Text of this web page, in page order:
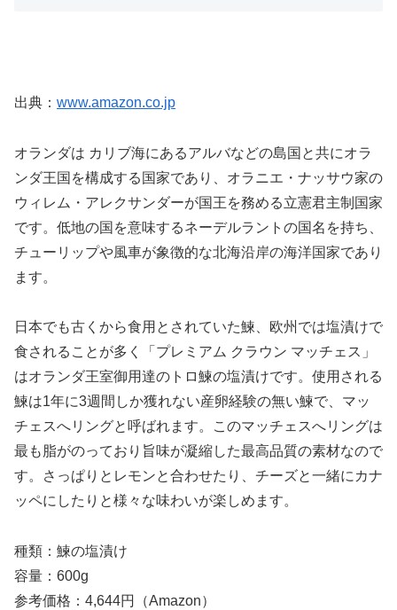
出典： www.amazon.co.jp
オランダは カリブ海にあるアルバなどの島国と共にオラ
ンダ王国を構成する国家であり、オラニエ・ナッサウ家の
ウィレム・アレクサンダーが国王を務める立憲君主制国家
です。低地の国を意味するネーデルラントの国名を持ち、
チューリップや風車が象徴的な北海沿岸の海洋国家であり
ます。
日本でも古くから食用とされていた鰊、欧州では塩漬けで
食されることが多く「プレミアム クラウン マッチェス」
はオランダ王室御用達のトロ鰊の塩漬けです。使用される
鰊は1年に3週間しか獲れない産卵経験の無い鰊で、マッ
チェスへリングと呼ばれます。このマッチェスへリングは
最も脂がのっており旨味が凝縮した最高品質の素材なので
す。さっぱりとレモンと合わせたり、チーズと一緒にカナ
ッペにしたりと様々な味わいが楽しめます。
種類：鰊の塩漬け
容量：600g
参考価格：4,644円（Amazon）